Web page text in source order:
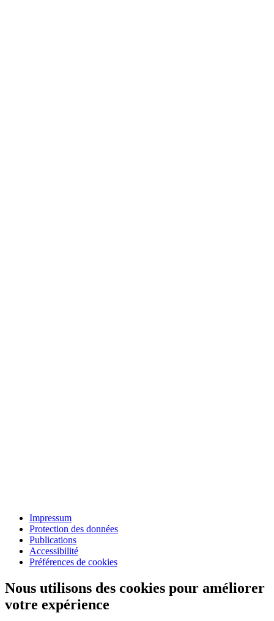
Impressum
Protection des données
Publications
Accessibilité
Préférences de cookies
Nous utilisons des cookies pour améliorer
votre expérience